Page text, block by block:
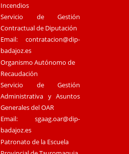
Incendios
Servicio de Gestión
Contractual de Diputación
Email:contratacion@dip-
badajoz.es
Organismo Autónomo de
Recaudación
Servicio de Gestión
Administrativa y Asuntos
Generales del OAR
Email:sgaag.oar@dip-
badajoz.es
Patronato de la Escuela